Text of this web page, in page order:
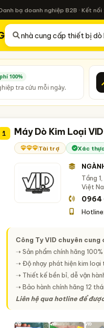
bạ doanh nghiệp B2B · Kết
100%
tra cứu mỗi ngày.
1 Máy Dò Kim Loại
Tài trợ Xác thực
Tầng
Việt
0964
Hotline:
Công Ty VID chuyên
➝ Sản phẩm chính hãng
➝ Độ nhạy phát hiện kim loại
➝ Thiết kế bền bỉ, dễ vận
➝ Bảo hành chính hãng 12
Liên hệ qua hotline để